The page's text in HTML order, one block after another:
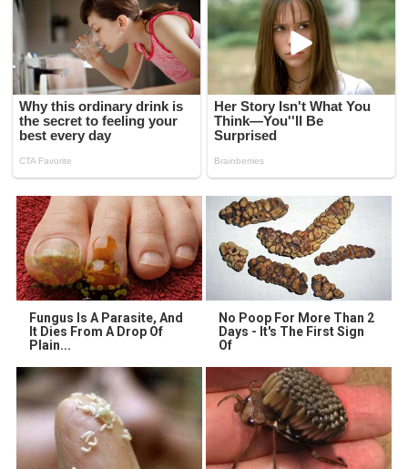
Fungus Is A Parasite, And
It Dies From A Drop Of
Plain...
No Poop For More Than 2
Days - It's The First Sign
Of